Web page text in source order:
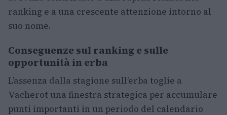
ranking e a una crescente attenzione intorno al
suo nome.
Conseguenze sul ranking e sulle
opportunità in erba
L’assenza dalla stagione sull’erba toglie a
Vacherot una finestra strategica per accumulare
punti importanti in un periodo del calendario